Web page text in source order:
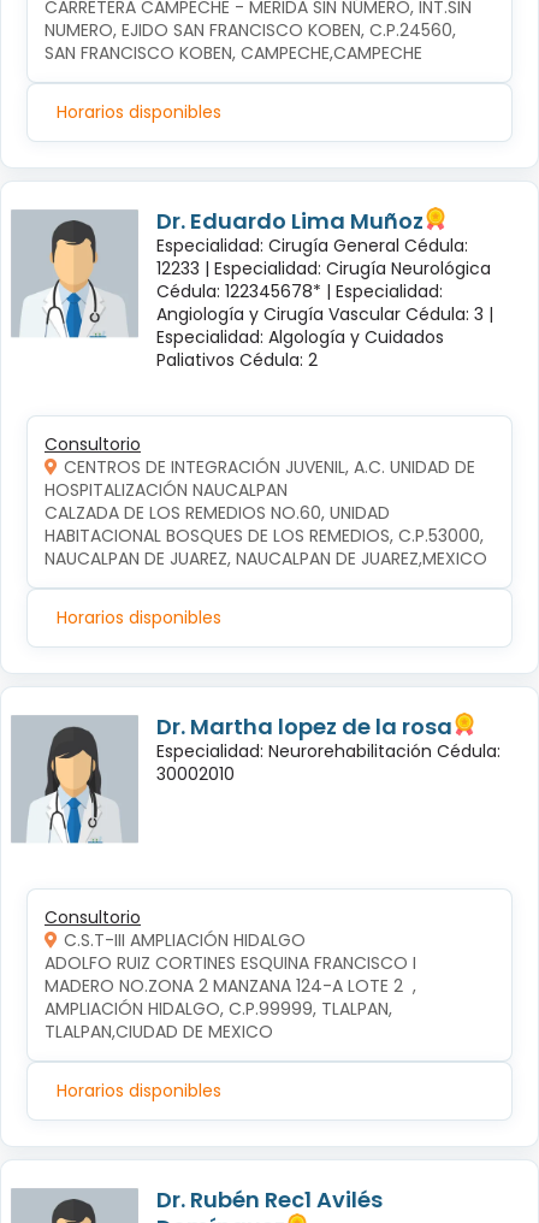
CARRETERA CAMPECHE - MERIDA SIN NÚMERO, INT.SIN
NUMERO, EJIDO SAN FRANCISCO KOBEN, C.P.24560,
SAN FRANCISCO KOBEN, CAMPECHE,CAMPECHE
Horarios disponibles
Dr. Eduardo Lima Muñoz
Especialidad: Cirugía General Cédula:
12233 | Especialidad: Cirugía Neurológica
Cédula: 122345678* | Especialidad:
Angiología y Cirugía Vascular Cédula: 3 |
Especialidad: Algología y Cuidados
Paliativos Cédula: 2
Consultorio
CENTROS DE INTEGRACIÓN JUVENIL, A.C. UNIDAD DE
HOSPITALIZACIÓN NAUCALPAN
CALZADA DE LOS REMEDIOS NO.60, UNIDAD
HABITACIONAL BOSQUES DE LOS REMEDIOS, C.P.53000,
NAUCALPAN DE JUAREZ, NAUCALPAN DE JUAREZ,MEXICO
Horarios disponibles
Dr. Martha lopez de la rosa
Especialidad: Neurorehabilitación Cédula:
30002010
Consultorio
C.S.T-III AMPLIACIÓN HIDALGO
ADOLFO RUIZ CORTINES ESQUINA FRANCISCO I
MADERO NO.ZONA 2 MANZANA 124-A LOTE 2  ,
AMPLIACIÓN HIDALGO, C.P.99999, TLALPAN,
TLALPAN,CIUDAD DE MEXICO
Horarios disponibles
Dr. Rubén Rec1 Avilés